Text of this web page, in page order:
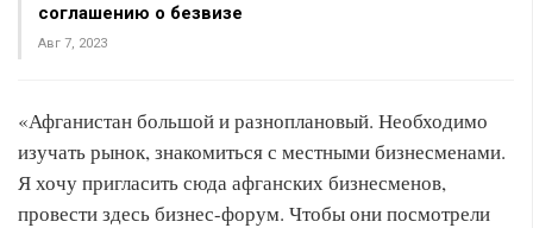
соглашению о безвизе
Авг 7, 2023
«Афганистан большой и разноплановый. Необходимо
изучать рынок, знакомиться с местными бизнесменами.
Я хочу пригласить сюда афганских бизнесменов,
провести здесь бизнес-форум. Чтобы они посмотрели